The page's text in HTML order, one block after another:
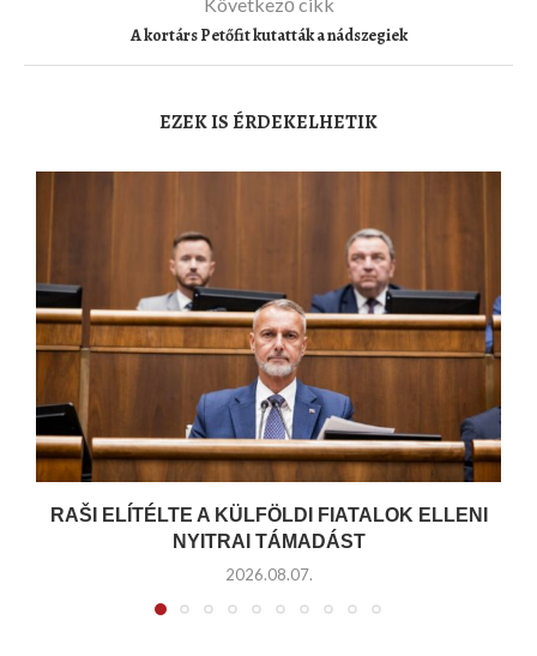
A kortárs Petőfit kutatták a nádszegiek
EZEK IS ÉRDEKELHETIK
RAŠI ELÍTÉLTE A KÜLFÖLDI FIATALOK ELLENI
NYITRAI TÁMADÁST
2026.08.07.